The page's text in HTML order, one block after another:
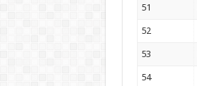
51
52
53
54